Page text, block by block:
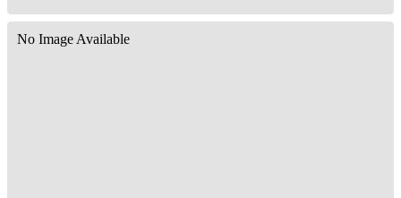
No Image Available